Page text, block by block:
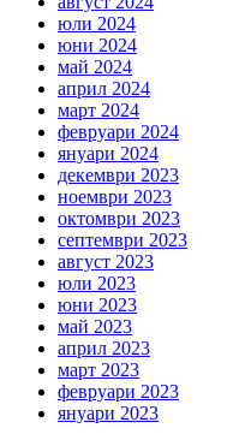
юли 2024
юни 2024
май 2024
април 2024
март 2024
февруари 2024
януари 2024
декември 2023
ноември 2023
октомври 2023
септември 2023
август 2023
юли 2023
юни 2023
май 2023
април 2023
март 2023
февруари 2023
януари 2023